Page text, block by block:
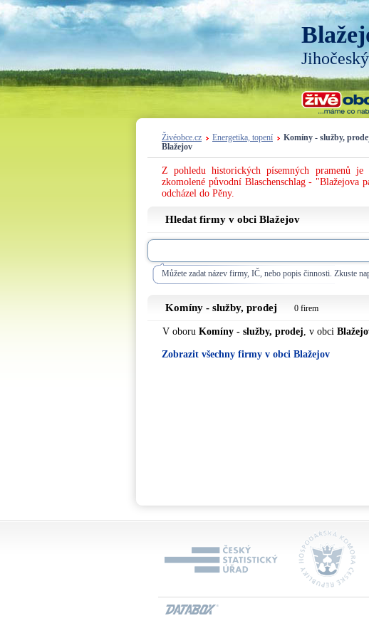
Živéobce.cz Energetika, topení
Komíny - služby,
Blažejov
Z pohledu historických písemných pramenů
zkomolené původní Blaschenschlag -
odcházel do Pěny.
Hledat firmy v obci Blažejov
Můžete zadat název firmy, IČ, nebo popis činnosti. Zkuste
Komíny - služby, prodej 0 firem
V oboru Komíny - služby, prodej, v obci
Zobrazit všechny firmy v obci Blažejov